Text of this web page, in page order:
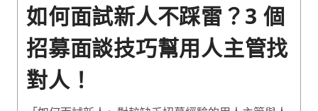
如何面試新人不踩雷？3 個
招募面談技巧幫用人主管找
對人！